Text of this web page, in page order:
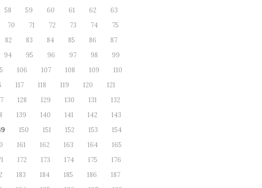
58 59 60 61 62
63
70 71 72 73 74
75
82 83 84 85 86
87
94 95 96 97 98
99
106 107 108 109
110
117 118 119 120
121
128 129 130 131
132
139 140 141 142
143
150 151 152 153
154
161 162 163 164
165
172 173 174 175
176
183 184 185 186
187